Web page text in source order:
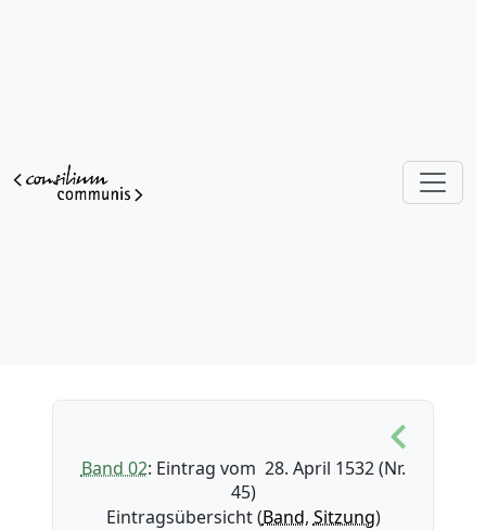
Band 02: Eintrag vom 28. April 1532 (Nr.
45)
Eintragsübersicht (Band, Sitzung)